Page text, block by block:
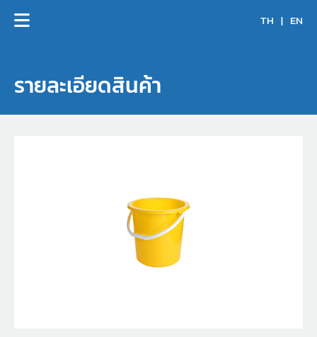
TH | EN
รายละเอียดสินค้า